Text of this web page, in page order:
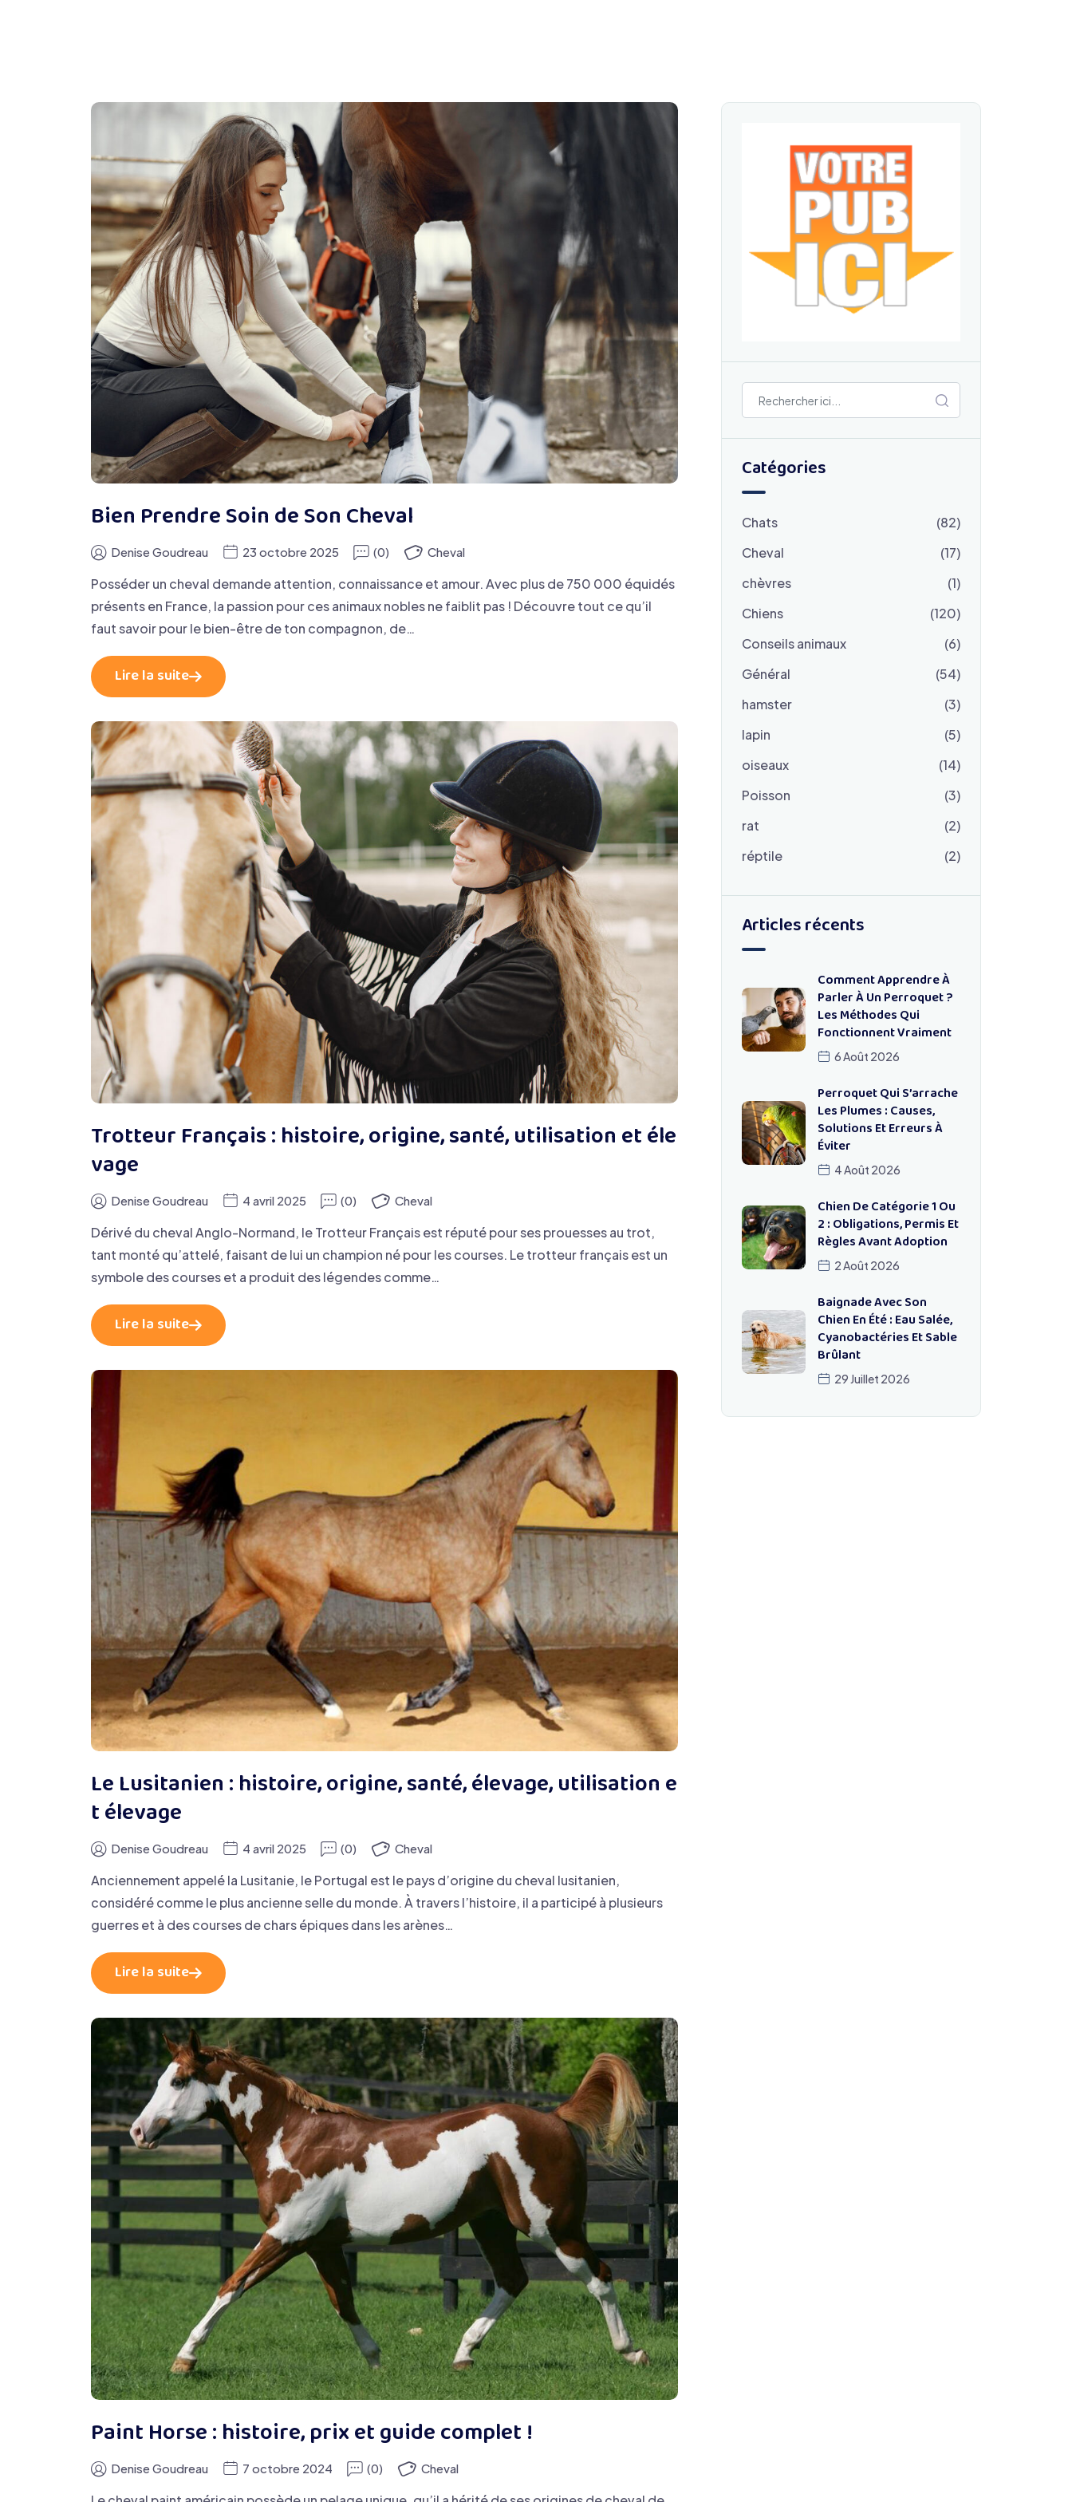
Bien Prendre Soin de Son Cheval
Denise Goudreau 23 octobre 2025 (0) Cheval
Posséder un cheval demande attention, connaissance et amour. Avec plus de 750 000 équidés
présents en France, la passion pour ces animaux nobles ne faiblit pas ! Découvre tout ce qu’il
faut savoir pour le bien-être de ton compagnon, de…
Lire la suite
Trotteur Français : histoire, origine, santé, utilisation et éle
vage
Denise Goudreau 4 avril 2025 (0) Cheval
Dérivé du cheval Anglo-Normand, le Trotteur Français est réputé pour ses prouesses au trot,
tant monté qu’attelé, faisant de lui un champion né pour les courses. Le trotteur français est un
symbole des courses et a produit des légendes comme…
Lire la suite
Le Lusitanien : histoire, origine, santé, élevage, utilisation e
t élevage
Denise Goudreau 4 avril 2025 (0) Cheval
Anciennement appelé la Lusitanie, le Portugal est le pays d’origine du cheval lusitanien,
considéré comme le plus ancienne selle du monde. À travers l’histoire, il a participé à plusieurs
guerres et à des courses de chars épiques dans les arènes…
Lire la suite
Paint Horse : histoire, prix et guide complet !
Denise Goudreau 7 octobre 2024 (0) Cheval
Catégories
Chats
(82)
Cheval
(17)
chèvres
(1)
Chiens
(120)
Conseils animaux
(6)
Général
(54)
hamster
(3)
lapin
(5)
oiseaux
(14)
Poisson
(3)
rat
(2)
réptile
(2)
Articles récents
Comment Apprendre À
Parler À Un Perroquet ?
Les Méthodes Qui
Fonctionnent Vraiment
6 Août 2026
Perroquet Qui S’arrache
Les Plumes : Causes,
Solutions Et Erreurs À
Éviter
4 Août 2026
Chien De Catégorie 1 Ou
2 : Obligations, Permis Et
Règles Avant Adoption
2 Août 2026
Baignade Avec Son
Chien En Été : Eau Salée,
Cyanobactéries Et Sable
Brûlant
29 Juillet 2026